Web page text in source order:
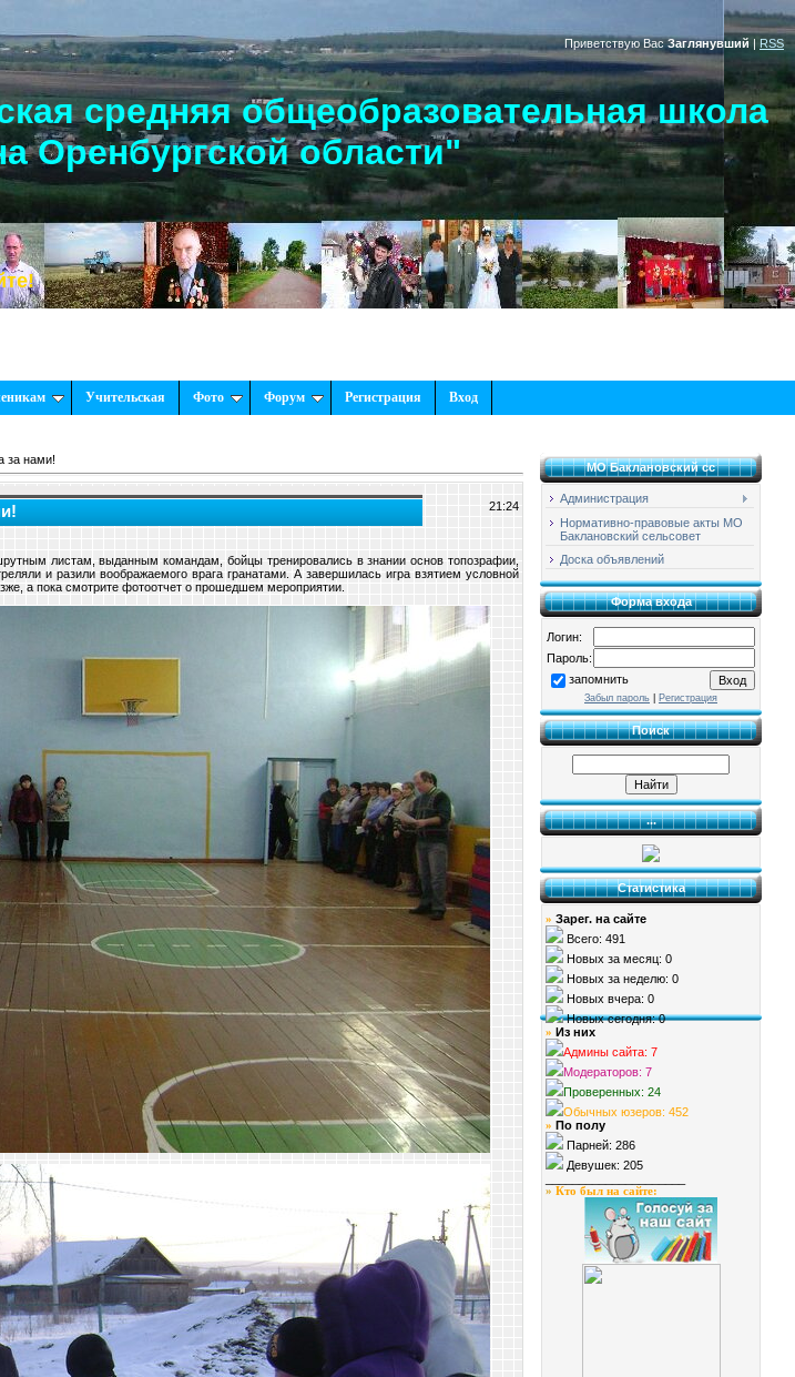
Приветствую Вас Заглянувший | RSS
средняя общеобразовательная школа
Оренбургской области"
Учительская Фото Форум Регистрация Вход
за нами!
21:24
листам, выданным командам, бойцы тренировались в знании основ топозрафии,
и разили воображаемого врага гранатами. А завершилась игра взятием условной
а пока смотрите фотоотчет о прошедшем мероприятии.
МО Баклановский сс
Администрация
Нормативно-правовые акты МО
Баклановский сельсовет
Доска объявлений
Форма входа
Логин:
Пароль:
запомнить
Забыл пароль Регистрация
Поиск
...
Статистика
» Зарег. на сайте
Всего: 491
Новых за месяц: 0
Новых за неделю: 0
Новых вчера: 0
Новых сегодня: 0
» Из них
Админы сайта: 7
Модераторов: 7
Проверенных: 24
Обычных юзеров: 452
» По полу
Парней: 286
Девушек: 205
» Кто был на сайте: